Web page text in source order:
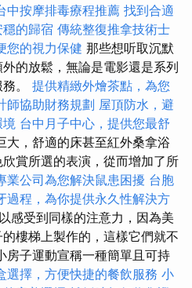
中按摩排毒療程推薦 找到合適
的歸宿 傳統整復推拿技術士
您的視力保健 那些想听取沉默
的放鬆，無論是電影還是系列
。 提供精緻外燴茶點，為您
師協助財務規劃 屋頂防水，避
台中月子中心，提供您最舒
大，舒適的床甚至紅外桑拿浴
賞所選的表演，從而增加了所
業公司為您解決鼠患困擾 台胞
過程，為你提供永久性解決方
感受到同樣的注意力，因為美
樓梯上製作的，這樣它們就不
房子運動宣稱一種簡單且可持
選擇，方便快捷的餐飲服務 小